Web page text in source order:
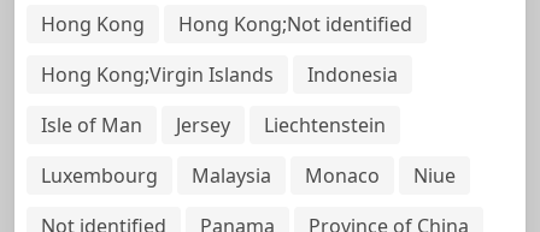
Hong Kong
Hong Kong;Not identified
Hong Kong;Virgin Islands
Indonesia
Isle of Man
Jersey
Liechtenstein
Luxembourg
Malaysia Monaco
Niue
Not identified
Panama
Province of China